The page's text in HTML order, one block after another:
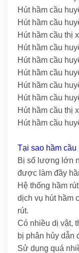
Hút hầm cầu
Hút hầm cầu
Hút hầm cầu thị
Hút hầm cầu
Hút hầm cầu
Hút hầm cầu
Hút hầm cầu
Hút hầm cầu
Hút hầm cầu thị
Hút hầm cầu
Tại sao hầm cầu
Bị số lượng lớn
được làm đầy
Hệ thống hầm
dịch vụ hút hầm
rút.
Có nhiều dị vật,
bị phân hủy dẫn
Sử dụng quá